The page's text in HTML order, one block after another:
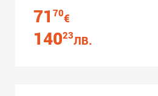
71 70€
14023ЛВ.